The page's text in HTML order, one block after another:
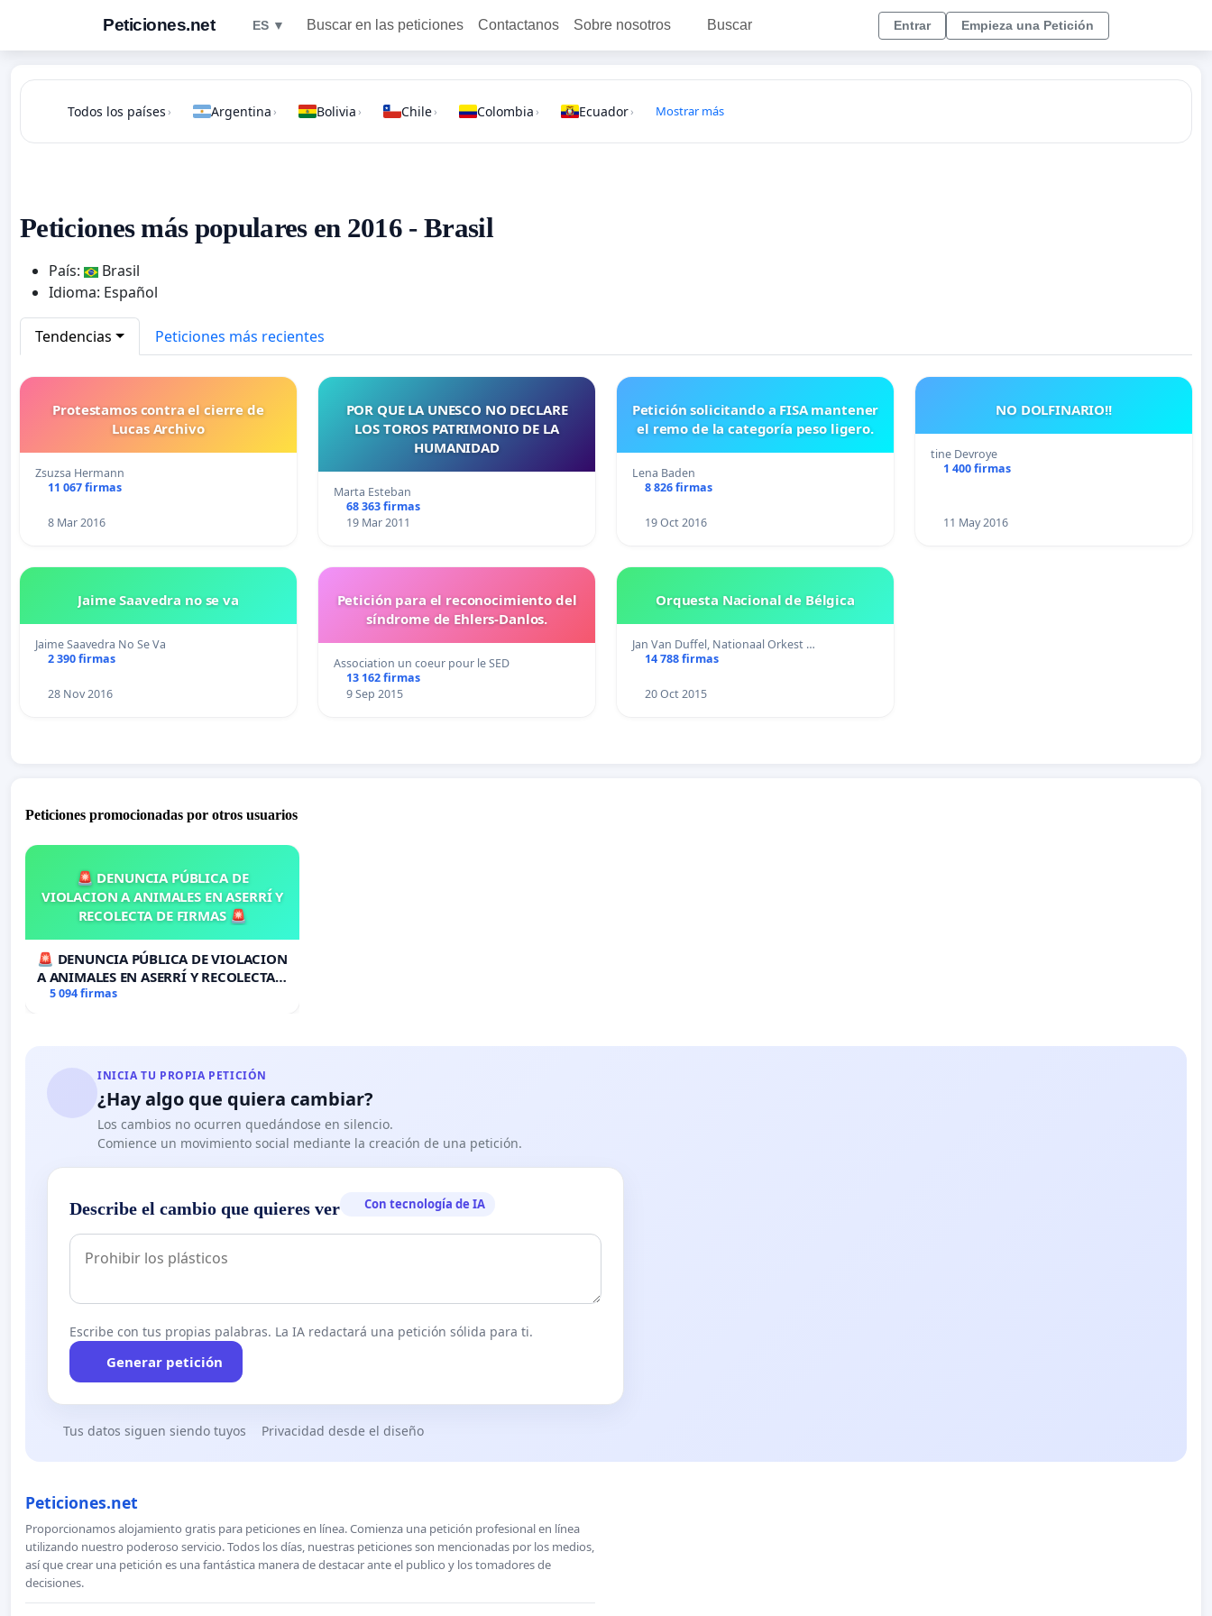
Peticiones.net ES ▼ Buscar en las peticiones Contactanos Sobre nosotros Buscar Entrar Empieza una Petición
Todos los países › Argentina › Bolivia › Chile› Colombia › Ecuador› Mostrar más
Peticiones más populares en 2016 - Brasil
País:
Brasil
Idioma: Español
Tendencias Peticiones más recientes
Protestamos contra el cierre de
Lucas Archivo
Zsuzsa Hermann
11 067 firmas
8 Mar 2016
POR QUE LA UNESCO NO DECLARE
LOS TOROS PATRIMONIO DE LA
HUMANIDAD
Marta Esteban
68 363 firmas
19 Mar 2011
Petición solicitando a FISA mantener
el remo de la categoría peso ligero.
Lena Baden
8 826 firmas
19 Oct 2016
NO DOLFINARIO!!
tine Devroye
1 400 firmas
11 May 2016
Jaime Saavedra no se va
Jaime Saavedra No Se Va
2 390 firmas
28 Nov 2016
Petición para el reconocimiento del
síndrome de Ehlers-Danlos.
Association un coeur pour le SED
13 162 firmas
9 Sep 2015
Orquesta Nacional de Bélgica
Jan Van Duffel, Nationaal Orkest …
14 788 firmas
20 Oct 2015
Peticiones promocionadas por otros usuarios
🚨 DENUNCIA PÚBLICA DE
VIOLACION A ANIMALES EN ASERRÍ Y
RECOLECTA DE FIRMAS 🚨
🚨 DENUNCIA PÚBLICA DE VIOLACION
A ANIMALES EN ASERRÍ Y RECOLECTA
DE FIRMAS 🚨
5 094 firmas
INICIA TU PROPIA PETICIÓN
¿Hay algo que quiera cambiar?
Los cambios no ocurren quedándose en silencio.
Comience un movimiento social mediante la creación de una petición.
Describe el cambio que quieres ver Con tecnología de IA
Escribe con tus propias palabras. La IA redactará una petición sólida para ti.
Generar petición
Tus datos siguen siendo tuyos Privacidad desde el diseño
Peticiones.net
Proporcionamos alojamiento gratis para peticiones en línea. Comienza una petición profesional en línea
utilizando nuestro poderoso servicio. Todos los días, nuestras peticiones son mencionadas por los medios,
así que crear una petición es una fantástica manera de destacar ante el publico y los tomadores de
decisiones.